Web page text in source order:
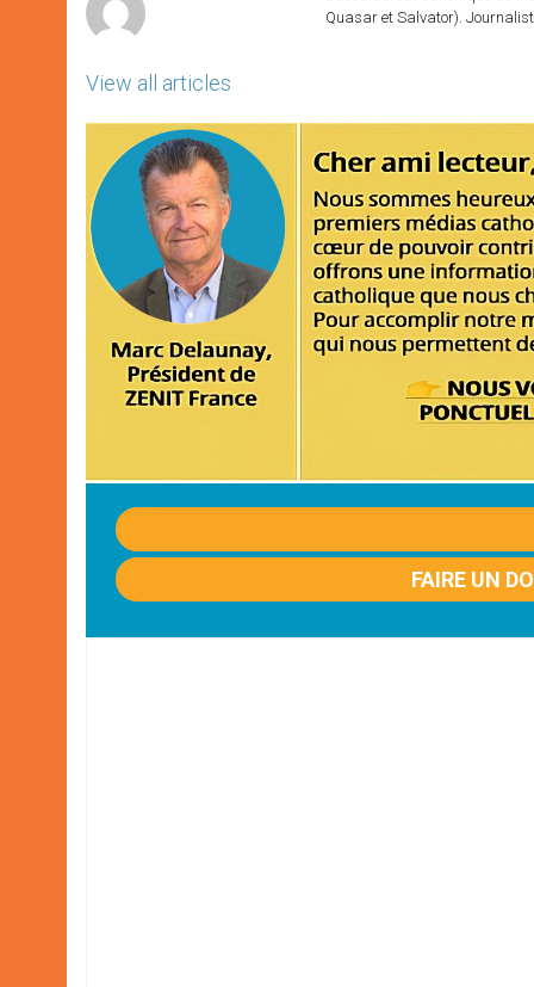
View all articles
Quasar et Salvator).
FAIRE UN